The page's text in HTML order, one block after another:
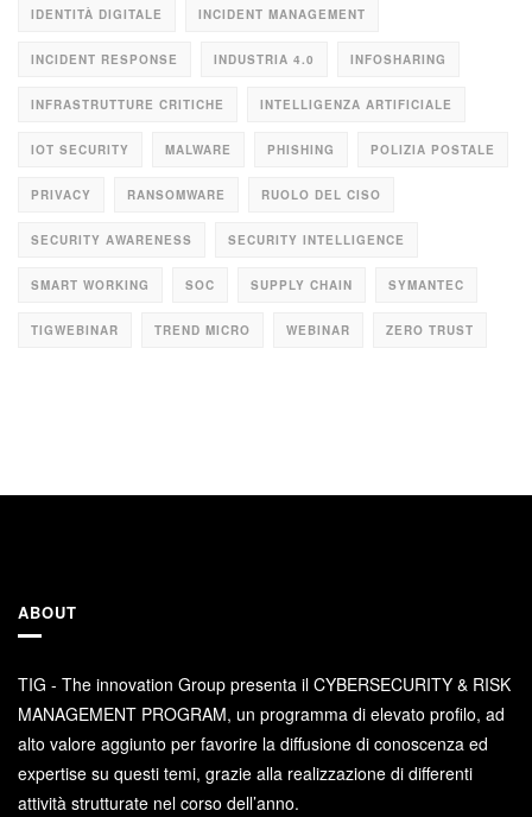
IDENTITÀ DIGITALE INCIDENT MANAGEMENT
INCIDENT RESPONSE INDUSTRIA 4.0 INFOSHARING
INFRASTRUTTURE CRITICHE INTELLIGENZA ARTIFICIALE
IOT SECURITY MALWARE PHISHING POLIZIA POSTALE
PRIVACY RANSOMWARE RUOLO DEL CISO
SECURITY AWARENESS SECURITY INTELLIGENCE
SMART WORKING SOC SUPPLY CHAIN SYMANTEC
TIGWEBINAR TREND MICRO WEBINAR ZERO TRUST
ABOUT
TIG - The innovation Group presenta il CYBERSECURITY & RISK
MANAGEMENT PROGRAM, un programma di elevato profilo, ad
alto valore aggiunto per favorire la diffusione di conoscenza ed
expertise su questi temi, grazie alla realizzazione di differenti
attività strutturate nel corso dell’anno.